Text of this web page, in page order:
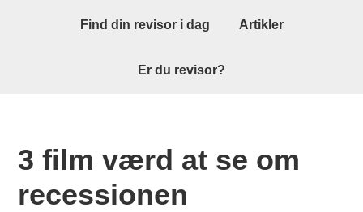
Find din revisor i dag Artikler
Er du revisor?
3 film værd at se om
recessionen